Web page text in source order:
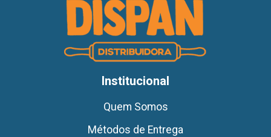
Institucional
Quem Somos
Métodos de Entrega